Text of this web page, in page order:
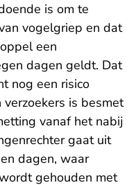
is om te
vogelgriep en dat
een
dagen geldt. Dat
nog een risico
is besmet
vanaf het nabij
gaat uit
dagen, waar
gehouden met